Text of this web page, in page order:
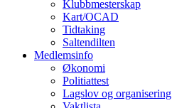
Klubbmesterskap
Kart/OCAD
Tidtaking
Saltendilten
Medlemsinfo
Økonomi
Politiattest
Lagslov og organisering